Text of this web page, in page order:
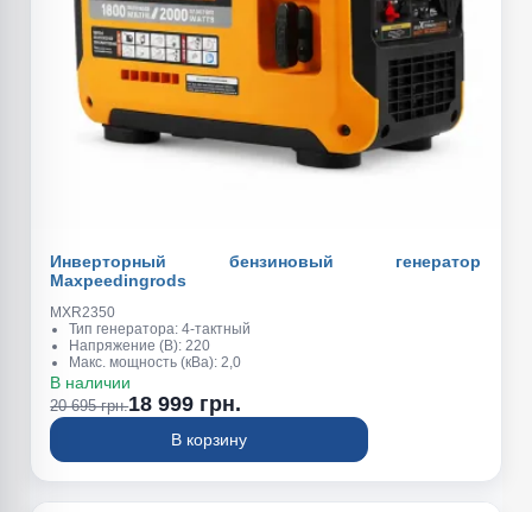
Инверторный бензиновый генератор
Maxpeedingrods
MXR2350
Тип генератора: 4-тактный
Напряжение (В): 220
Макс. мощность (кВа): 2,0
Обьем топливного бака (л): 2,4
Вес (кг): 15
В наличии
20 695 грн.18 999 грн.
В корзину